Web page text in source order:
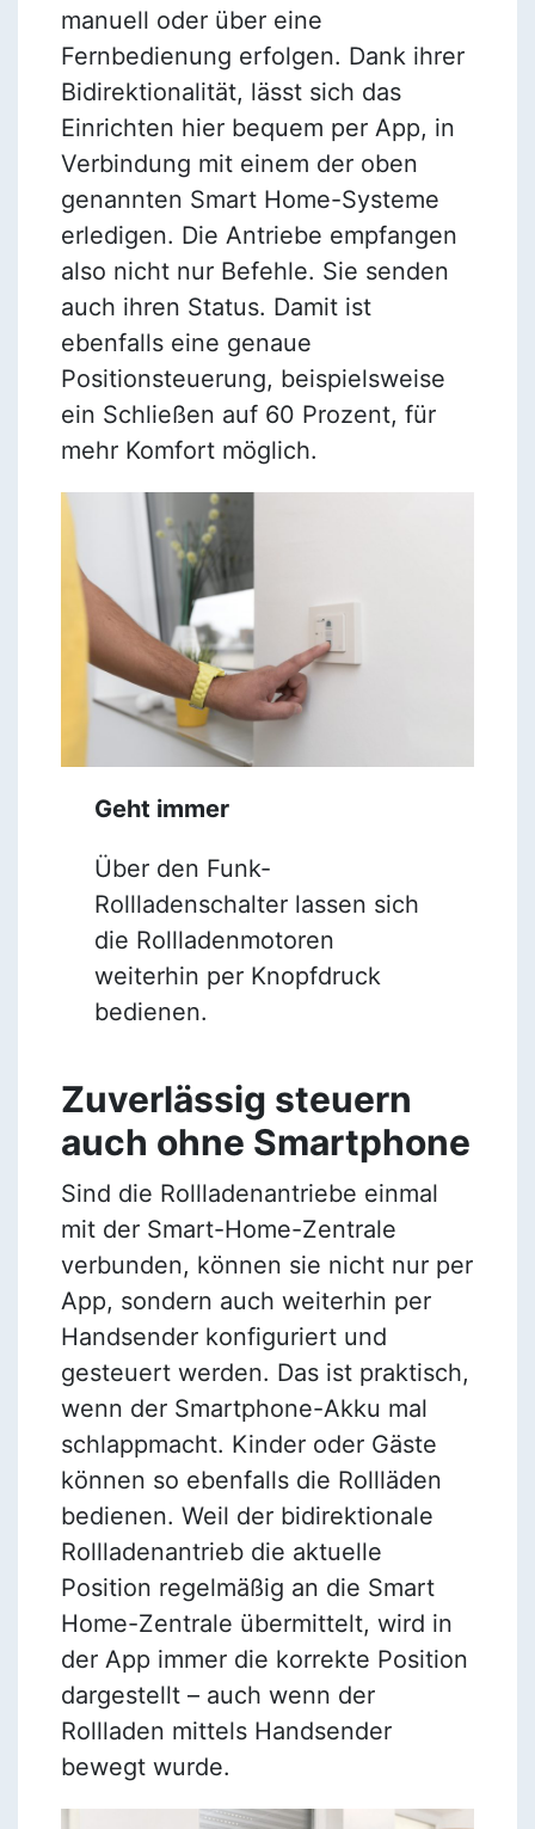
manuell oder über eine
Fernbedienung erfolgen. Dank ihrer
Bidirektionalität, lässt sich das
Einrichten hier bequem per App, in
Verbindung mit einem der oben
genannten Smart Home-Systeme
erledigen. Die Antriebe empfangen
also nicht nur Befehle. Sie senden
auch ihren Status. Damit ist
ebenfalls eine genaue
Positionsteuerung, beispielsweise
ein Schließen auf 60 Prozent, für
mehr Komfort möglich.
Geht immer
Über den Funk-
Rollladenschalter lassen sich
die Rollladenmotoren
weiterhin per Knopfdruck
bedienen.
Zuverlässig steuern
auch ohne Smartphone
Sind die Rollladenantriebe einmal
mit der Smart-Home-Zentrale
verbunden, können sie nicht nur per
App, sondern auch weiterhin per
Handsender konfiguriert und
gesteuert werden. Das ist praktisch,
wenn der Smartphone-Akku mal
schlappmacht. Kinder oder Gäste
können so ebenfalls die Rollläden
bedienen. Weil der bidirektionale
Rollladenantrieb die aktuelle
Position regelmäßig an die Smart
Home-Zentrale übermittelt, wird in
der App immer die korrekte Position
dargestellt – auch wenn der
Rollladen mittels Handsender
bewegt wurde.